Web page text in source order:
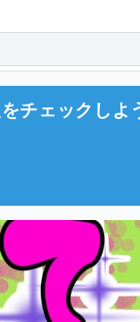
チェックしよ